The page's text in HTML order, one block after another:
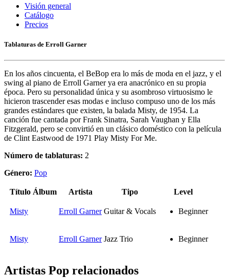
Visión general
Catálogo
Precios
Tablaturas de Erroll Garner
En los años cincuenta, el BeBop era lo más de moda en el jazz, y el
swing al piano de Erroll Garner ya era anacrónico en su propia
época. Pero su personalidad única y su asombroso virtuosismo le
hicieron trascender esas modas e incluso compuso uno de los más
grandes estándares que existen, la balada Misty, de 1954. La
canción fue cantada por Frank Sinatra, Sarah Vaughan y Ella
Fitzgerald, pero se convirtió en un clásico doméstico con la película
de Clint Eastwood de 1971 Play Misty For Me.
Número de tablaturas: 2
Género: Pop
Título Álbum Artista Tipo Level
Misty Erroll Garner Guitar & Vocals Beginner
Misty Erroll Garner Jazz Trio Beginner
Artistas Pop relacionados